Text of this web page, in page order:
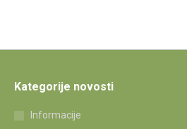
Kategorije novosti
Informacije